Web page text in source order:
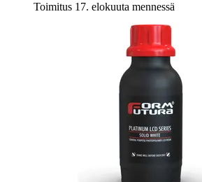
Toimitus 17. elokuuta mennessä